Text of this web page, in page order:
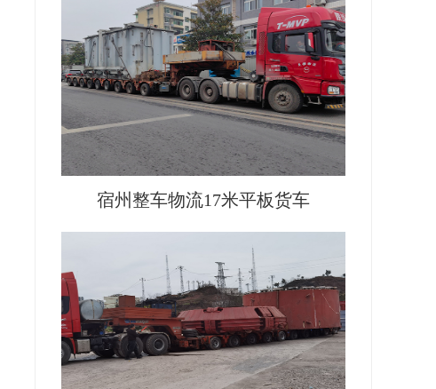
宿州整车物流17米平板货车